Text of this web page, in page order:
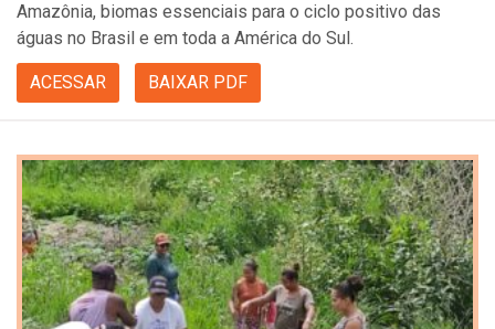
Amazônia, biomas essenciais para o ciclo positivo das
águas no Brasil e em toda a América do Sul.
ACESSAR BAIXAR PDF